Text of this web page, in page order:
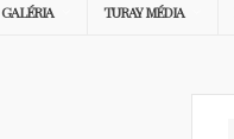
GALÉRIA TURAY MÉDIA